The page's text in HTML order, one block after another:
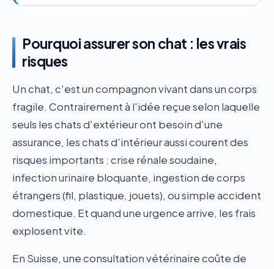
Pourquoi assurer son chat : les vrais
risques
Un chat, c'est un compagnon vivant dans un corps
fragile. Contrairement à l'idée reçue selon laquelle
seuls les chats d'extérieur ont besoin d'une
assurance, les chats d'intérieur aussi courent des
risques importants : crise rénale soudaine,
infection urinaire bloquante, ingestion de corps
étrangers (fil, plastique, jouets), ou simple accident
domestique. Et quand une urgence arrive, les frais
explosent vite.
En Suisse, une consultation vétérinaire coûte de